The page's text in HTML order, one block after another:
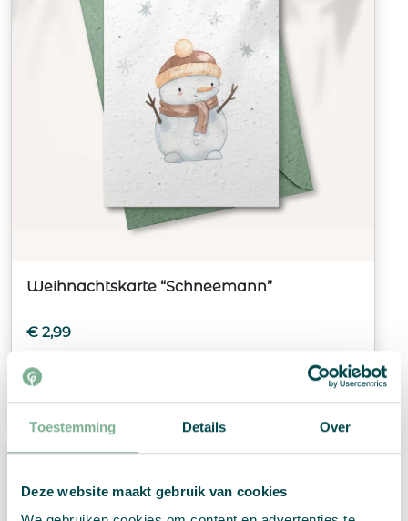
Toestemming Details Over
Deze website maakt gebruik van cookies
Weihnachtskarte “Schneemann”
€ 2,99